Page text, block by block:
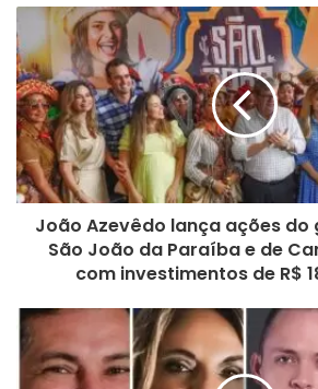
b
s
i
t
e
João Azevêdo lança ações do
São João da Paraíba e de
com investimentos de R$